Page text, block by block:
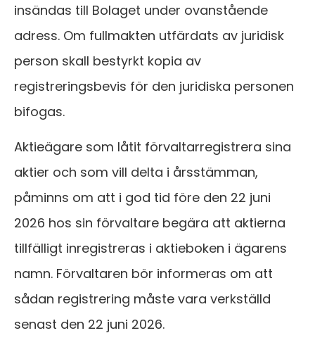
insändas till Bolaget under ovanstående
adress. Om fullmakten utfärdats av juridisk
person skall bestyrkt kopia av
registreringsbevis för den juridiska personen
bifogas.
Aktieägare som låtit förvaltarregistrera sina
aktier och som vill delta i årsstämman,
påminns om att i god tid före den 22 juni
2026 hos sin förvaltare begära att aktierna
tillfälligt inregistreras i aktieboken i ägarens
namn. Förvaltaren bör informeras om att
sådan registrering måste vara verkställd
senast den 22 juni 2026.